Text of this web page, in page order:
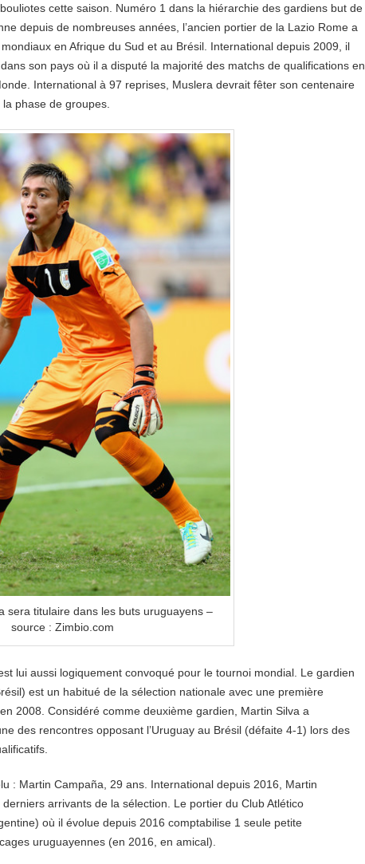
cette saison. Numéro 1 dans la hiérarchie des gardiens but de
depuis de nombreuses années, l’ancien portier de la Lazio Rome a
en Afrique du Sud et au Brésil. International depuis 2009, il
son pays où il a disputé la majorité des matchs de qualifications en
International à 97 reprises, Muslera devrait fêter son centenaire
phase de groupes.
sera titulaire dans les buts uruguayens –
source : Zimbio.com
lui aussi logiquement convoqué pour le tournoi mondial. Le gardien
est un habitué de la sélection nationale avec une première
2008. Considéré comme deuxième gardien, Martin Silva a
des rencontres opposant l’Uruguay au Brésil (défaite 4-1) lors des
: Martin Campaña, 29 ans. International depuis 2016, Martin
derniers arrivants de la sélection. Le portier du Club Atlético
où il évolue depuis 2016 comptabilise 1 seule petite
uruguayennes (en 2016, en amical).